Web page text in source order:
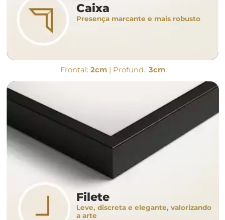
Caixa
Presença marcante e mais robusto
Frontal: 2cm| Profund.: 3cm
Filete
Leve, discreta e elegante, valorizando
a arte